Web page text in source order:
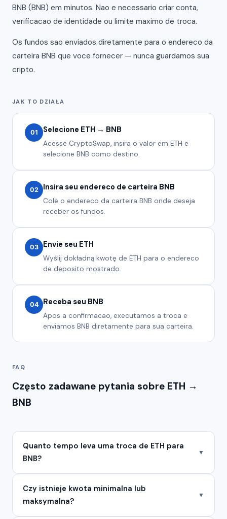
BNB (BNB) em minutos. Nao e necessario criar conta,
verificacao de identidade ou limite maximo de troca.
Os fundos sao enviados diretamente para o endereco da
carteira BNB que voce fornecer — nunca guardamos sua
cripto.
JAK TO DZIAŁA
01 Selecione ETH → BNB
Acesse CryptoSwap, insira o valor em ETH e
selecione BNB como destino.
02 Insira seu endereco de carteira BNB
Cole o endereco da carteira BNB onde deseja
receber os fundos.
03 Envie seu ETH
Wyślij dokładną kwotę de ETH para o endereco
de deposito mostrado.
04 Receba seu BNB
Apos a confirmacao, executamos a troca e
enviamos BNB diretamente para sua carteira.
FAQ
Często zadawane pytania sobre ETH →
BNB
Quanto tempo leva uma troca de ETH para
BNB?
▼
Czy istnieje kwota minimalna lub
maksymalna?
▼